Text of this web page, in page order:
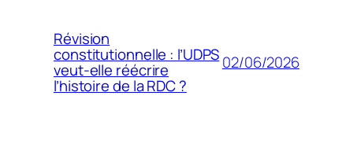
Révision
constitutionnelle : l’UDPS
veut-elle réécrire
l’histoire de la RDC ?
02/06/2026